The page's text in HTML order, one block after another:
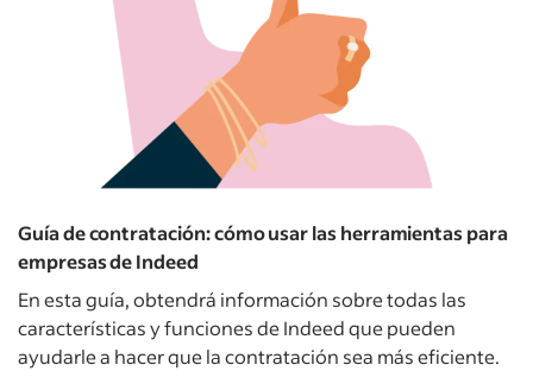
Guía de contratación: cómo usar las herramientas para
empresas de Indeed
En esta guía, obtendrá información sobre todas las
características y funciones de Indeed que pueden
ayudarle a hacer que la contratación sea más eficiente.